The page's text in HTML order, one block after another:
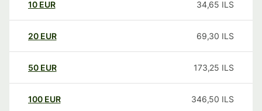
10 EUR 34,65 ILS
20 EUR 69,30 ILS
50 EUR 173,25 ILS
100 EUR 346,50 ILS